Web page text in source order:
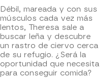
Débil, mareada y con sus
músculos cada vez más
lentos, Theresa sale a
buscar leña y descubre
un rastro de ciervo cerca
de su refugio. ¿Será la
oportunidad que necesita
para conseguir comida?